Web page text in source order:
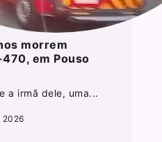
morrem
em Pouso
a irmã dele, uma...
2026